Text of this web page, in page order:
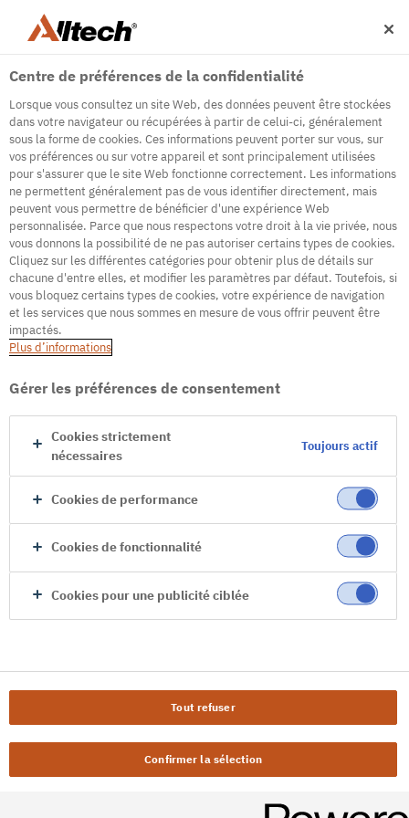
500
Internal Error Server
It seems we're experiencing some technical
difficulties. Try refreshing the page or go to the
homepage
Go to Homepage
Centre de préférences de la confidentialité
Lorsque vous consultez un site Web, des données peuvent être stockées
dans votre navigateur ou récupérées à partir de celui-ci, généralement
sous la forme de cookies. Ces informations peuvent porter sur vous, sur
vos préférences ou sur votre appareil et sont principalement utilisées
pour s'assurer que le site Web fonctionne correctement. Les informations
ne permettent généralement pas de vous identifier directement, mais
peuvent vous permettre de bénéficier d'une expérience Web
personnalisée. Parce que nous respectons votre droit à la vie privée, nous
vous donnons la possibilité de ne pas autoriser certains types de cookies.
Cliquez sur les différentes catégories pour obtenir plus de détails sur
chacune d'entre elles, et modifier les paramètres par défaut. Toutefois, si
vous bloquez certains types de cookies, votre expérience de navigation
et les services que nous sommes en mesure de vous offrir peuvent être
impactés.
Plus d’informations
Gérer les préférences de consentement
Cookies strictement
nécessaires
Toujours actif
Cookies de performance
Cookies de fonctionnalité
Cookies pour une publicité ciblée
Tout refuser
Confirmer la sélection